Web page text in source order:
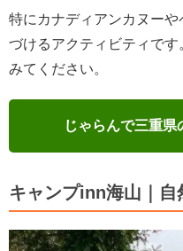
特にカナディアンカヌー
づけるアクティビティで
みてください。
じゃらんで三重
キャンプinn海山｜自